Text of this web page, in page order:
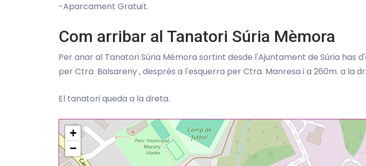
-Aparcament Gratuït.
Com arribar al Tanatori Súria Mèmora
Per anar al Tanatori Súria Mémora sortint desde l'Ajuntament de Súria has
per Ctra. Balsareny , després a l'esquerra per Ctra. Manresa i a 260m. a la
El tanatori queda a la dreta.
+
−